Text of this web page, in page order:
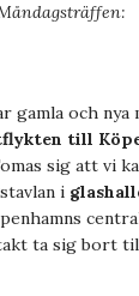
gamla och nya
till
sig att vi
i
ta sig bort